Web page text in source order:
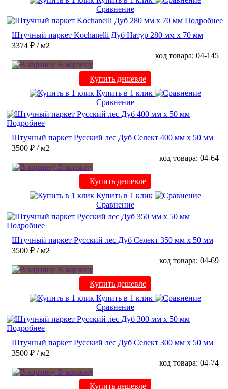
Сравнение
Подробнее
Штучный паркет Kochanelli Дуб Натур 280 мм х 70 мм
3374 ₽ / м2
код товара: 04-145
В корзину
Купить дешевле
Купить в 1 клик
Сравнение
Подробнее
Штучный паркет Русский лес Дуб Селект 400 мм х 50 мм
3500 ₽ / м2
код товара: 04-64
В корзину
Купить дешевле
Купить в 1 клик
Сравнение
Подробнее
Штучный паркет Русский лес Дуб Селект 350 мм х 50 мм
3500 ₽ / м2
код товара: 04-69
В корзину
Купить дешевле
Купить в 1 клик
Сравнение
Подробнее
Штучный паркет Русский лес Дуб Селект 300 мм х 50 мм
3500 ₽ / м2
код товара: 04-74
В корзину
Купить дешевле